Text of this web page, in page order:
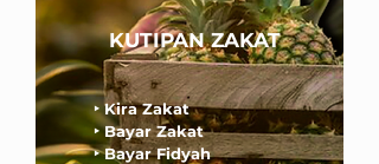
KUTIPAN ZAKAT
‣ Kira Zakat
‣ Bayar Zakat
‣ Bayar Fidyah